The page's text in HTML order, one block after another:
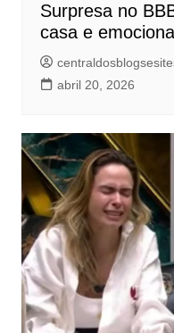
Surpresa no
casa e
abril 20, 2026